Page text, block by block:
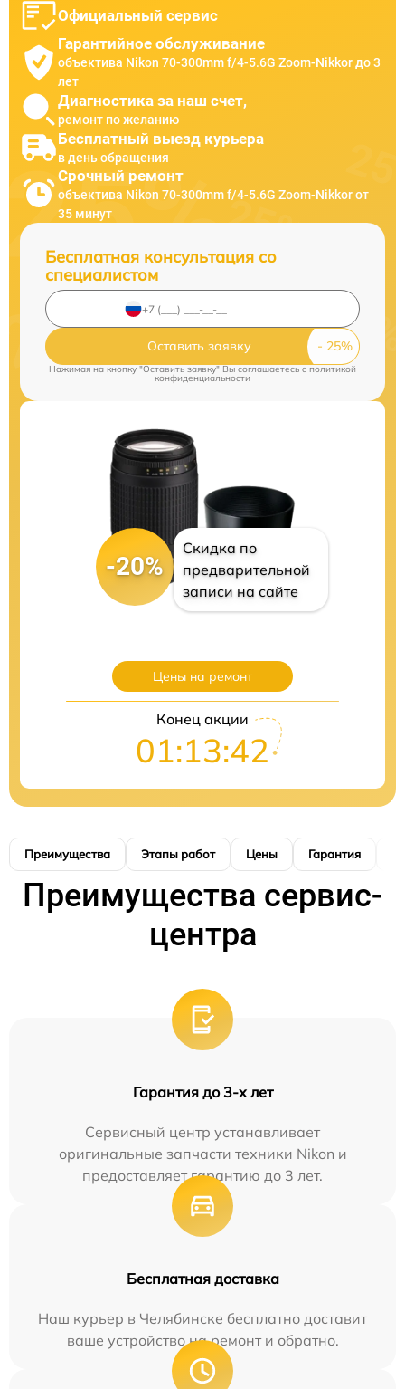
Официальный сервис
Гарантийное обслуживание
объектива Nikon 70-300mm f/4-5.6G Zoom-Nikkor до 3
лет
Диагностика за наш счет,
ремонт по желанию
Бесплатный выезд курьера
в день обращения
Срочный ремонт
объектива Nikon 70-300mm f/4-5.6G Zoom-Nikkor от
35 минут
Бесплатная консультация со
специалистом
Оставить заявку
Нажимая на кнопку "Оставить заявку" Вы соглашаетесь cполитикой
конфиденциальности
-20%
Скидка по
предварительной
записи на сайте
Цены на ремонт
Конец акции
01:13:41
Преимущества Этапы работ Цены Гарантия
Преимущества сервис-
центра
Гарантия до 3-х лет
Сервисный центр устанавливает
оригинальные запчасти техники Nikon и
предоставляет гарантию до 3 лет.
Бесплатная доставка
Наш курьер в Челябинске бесплатно доставит
ваше устройство на ремонт и обратно.